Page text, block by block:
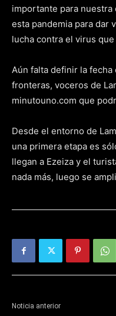
importante para nuestra
esta pandemia para dar
lucha contra el virus
Aún falta definir la fecha
fronteras, voceros de
minutouno.com que
Desde el entorno de
una primera etapa es
llegan a Ezeiza y el
nada más, luego se
Noticia anterior